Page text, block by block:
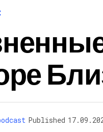
Published